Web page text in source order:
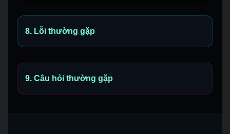
8. Lỗi thường gặp
9. Câu hỏi thường gặp